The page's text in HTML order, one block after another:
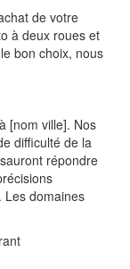
de votre
à deux roues et
bon choix, nous
[nom ville]. Nos
difficulté de la
répondre
Les domaines